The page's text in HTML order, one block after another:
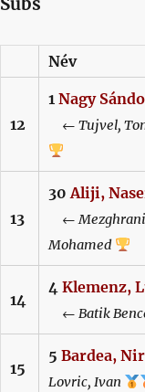
Subs
Név
12
1 Nagy
← Tujvel,
13
30Aliji,
←
Mohamed
14
4 Klemenz,
← Batik
15
5 Bardea, Nir
Lovric, Ivan